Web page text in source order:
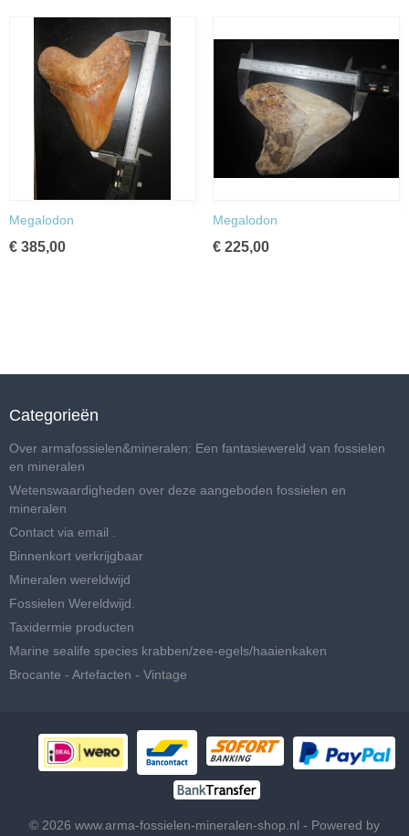
Megalodon
€ 385,00
Megalodon
€ 225,00
Categorieën
Over armafossielen&mineralen: Een fantasiewereld van fossielen
en mineralen
Wetenswaardigheden over deze aangeboden fossielen en
mineralen
Contact via email .
Binnenkort verkrijgbaar
Mineralen wereldwijd
Fossielen Wereldwijd.
Taxidermie producten
Marine sealife species krabben/zee-egels/haaienkaken
Brocante - Artefacten - Vintage
© 2026 www.arma-fossielen-mineralen-shop.nl - Powered by